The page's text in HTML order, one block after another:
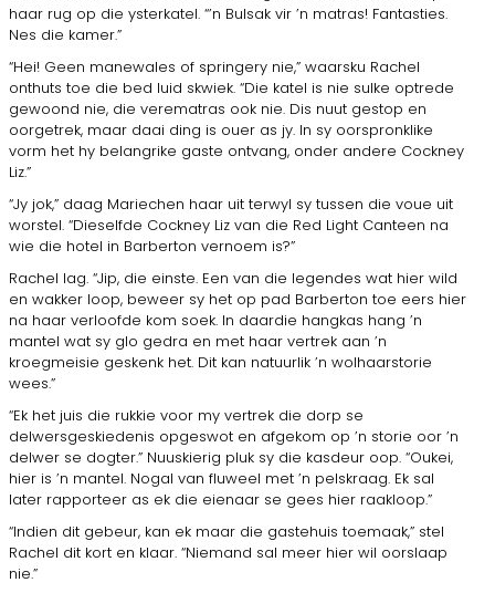
haar rug op die ysterkatel. “’n Bulsak vir ’n matras! Fantasties.
Nes die kamer.”
“Hei! Geen manewales of springery nie,” waarsku Rachel
onthuts toe die bed luid skwiek. “Die katel is nie sulke optrede
gewoond nie, die verematras ook nie. Dis nuut gestop en
oorgetrek, maar daai ding is ouer as jy. In sy oorspronklike
vorm het hy belangrike gaste ontvang, onder andere Cockney
Liz.”
“Jy jok,” daag Mariechen haar uit terwyl sy tussen die voue uit
worstel. “Dieselfde Cockney Liz van die Red Light Canteen na
wie die hotel in Barberton vernoem is?”
Rachel lag. “Jip, die einste. Een van die legendes wat hier wild
en wakker loop, beweer sy het op pad Barberton toe eers hier
na haar verloofde kom soek. In daardie hangkas hang ’n
mantel wat sy glo gedra en met haar vertrek aan ’n
kroegmeisie geskenk het. Dit kan natuurlik ’n wolhaarstorie
wees.”
“Ek het juis die rukkie voor my vertrek die dorp se
delwersgeskiedenis opgeswot en afgekom op ’n storie oor ’n
delwer se dogter.” Nuuskierig pluk sy die kasdeur oop. “Oukei,
hier is ’n mantel. Nogal van fluweel met ’n pelskraag. Ek sal
later rapporteer as ek die eienaar se gees hier raakloop.”
“Indien dit gebeur, kan ek maar die gastehuis toemaak,” stel
Rachel dit kort en klaar. “Niemand sal meer hier wil oorslaap
nie.”